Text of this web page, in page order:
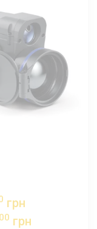
грн
00 грн